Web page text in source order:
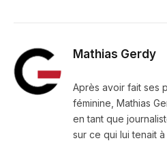
Mathias Gerdy
Après avoir fait ses
féminine, Mathias
en tant que
sur ce qui lui tenait